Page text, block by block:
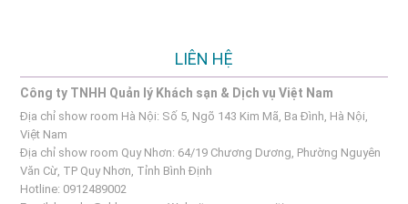
LIÊN HỆ
Công ty TNHH Quản lý Khách sạn & Dịch vụ Việt Nam
Địa chỉ show room Hà Nội: Số 5, Ngõ 143 Kim Mã, Ba Đình, Hà Nội,
Việt Nam
Địa chỉ show room Quy Nhơn: 64/19 Chương Dương, Phường Nguyên
Văn Cừ, TP Quy Nhơn, Tỉnh Bình Định
Hotline: 0912489002